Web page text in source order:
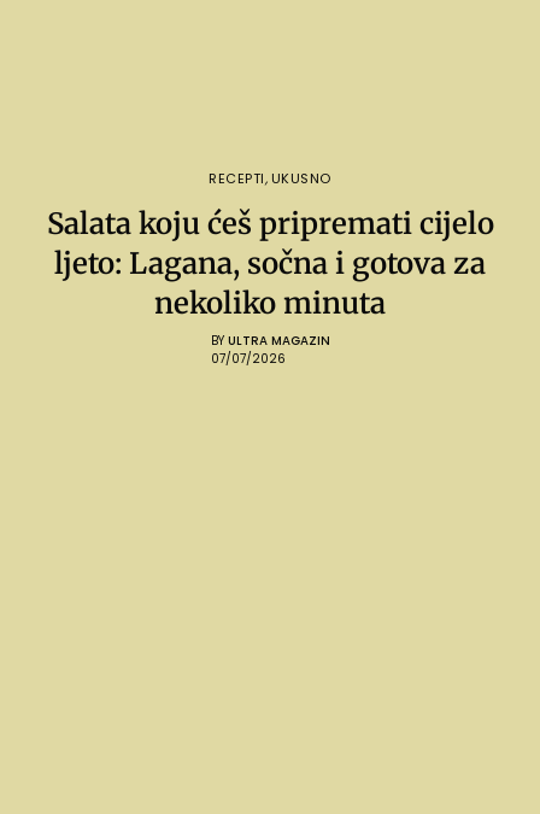
RECEPTI, UKUSNO
Salata koju ćeš pripremati cijelo
ljeto: Lagana, sočna i gotova za
nekoliko minuta
BY ULTRA MAGAZIN
07/07/2026